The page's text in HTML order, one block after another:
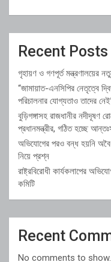
Recent Posts
গৃহায়ণ ও গণপূর্ত মন্ত্রণালয়ের
“জামায়াত-এনসিপির নেতৃত্বে
পরিচালনার যোগ্যতাও তাদের
বুড়িগঙ্গাসহ রাজধানীর নদীদূষণ
প্রধানমন্ত্রীর, গঠিত হচ্ছে
অভিযোগের পরও বন্ধ হয়নি
নিয়ে প্রশ্ন
রাষ্ট্রবিরোধী কার্যকলাপের
কমিটি
Recent
No comments to show.